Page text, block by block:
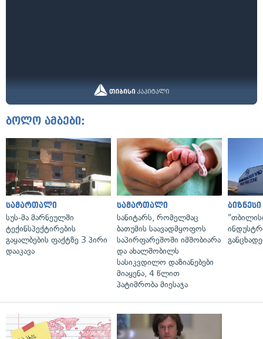
ბოლო ამბები:
სამართალი
სუს-მა მარნეულში
ტექინსპექტირების
გაყალბების ფაქტზე 3 პირი
დააკავა
სამართალი
სანიტარს, რომელმაც
ბათუმის საავადმყოფოს
საპირფარეშოში იმშობიარა
და ახალშობილს
სასიკვდილო დაზიანებები
მიაყენა, 4 წლით
პატიმრობა მიესაჯა
ბიზნესი